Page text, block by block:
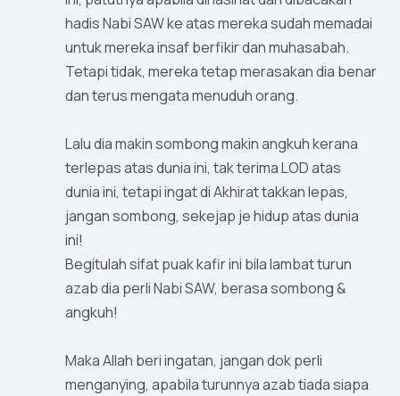
hadis Nabi SAW ke atas mereka sudah memadai
untuk mereka insaf berfikir dan muhasabah.
Tetapi tidak, mereka tetap merasakan dia benar
dan terus mengata menuduh orang.
Lalu dia makin sombong makin angkuh kerana
terlepas atas dunia ini, tak terima LOD atas
dunia ini, tetapi ingat di Akhirat takkan lepas,
jangan sombong, sekejap je hidup atas dunia
ini!
Begitulah sifat puak kafir ini bila lambat turun
azab dia perli Nabi SAW, berasa sombong &
angkuh!
Maka Allah beri ingatan, jangan dok perli
menganying, apabila turunnya azab tiada siapa